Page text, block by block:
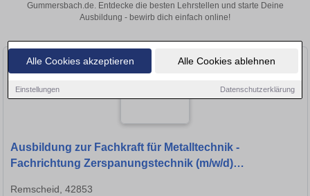
Alle Cookies akzeptieren Alle Cookies ablehnen
Einstellungen Datenschutzerklärung
Gummersbach.de. Entdecke die besten Lehrstellen und starte Deine
Ausbildung - bewirb dich einfach online!
Ausbildung zur Fachkraft für Metalltechnik -
Fachrichtung Zerspanungstechnik (m/w/d)
Remscheid, 42853